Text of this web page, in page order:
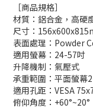
［商品規格］
材質：鋁合金，高硬
尺寸：
表面處理：Powder
適用螢幕：24-57吋
升降機制：氣壓式
承重範圍：平面螢幕
適用孔距：VESA
俯仰角度：+60°~20°